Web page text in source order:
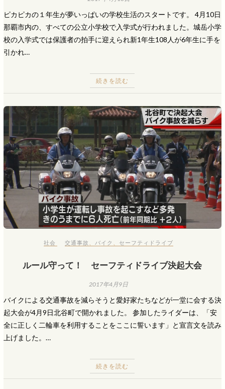
ピカピカの１年生が夢いっぱいの学校生活のスタートです。 4月10日
那覇市内の、すべての公立小学校で入学式が行われました。城岳小学
校の入学式では保護者の拍手に迎えられ新1年生108人が6年生に手を
引かれ…
続きを読む
社会 交通事故 バイク セーフティドライブ
ルール守って！ セーフティドライブ決起大会
2017年4月9日
バイクによる交通事故を減らそうと愛好家たちなどが一堂に会する決
起大会が4月9日北谷町で開かれました。 参加したライダーは、「安
全に正しく二輪車を利用することをここに誓います」と宣言文を読み
上げました。…
続きを読む